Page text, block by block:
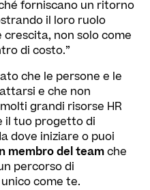
forniscano un ritorno
il loro ruolo
non solo come
di costo.”
che le persone e le
e che non
grandi risorse HR
il tuo progetto di
dove iniziare o puoi
membro del teamche
percorso di
come te.